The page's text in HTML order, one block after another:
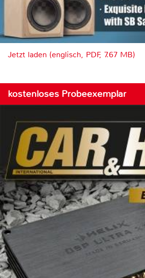
Jetzt laden (englisch, PDF, 7.67 MB)
kostenloses Probeexemplar